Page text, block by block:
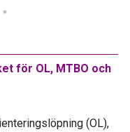
för OL, MTBO och
(OL),